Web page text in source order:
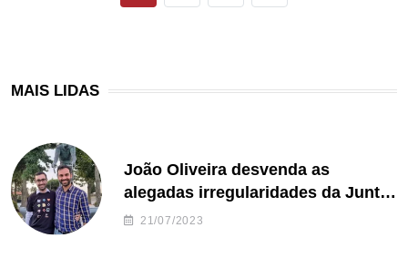
MAIS LIDAS
João Oliveira desvenda as
alegadas irregularidades da Junta
de Freguesia S. João de Ver
21/07/2023